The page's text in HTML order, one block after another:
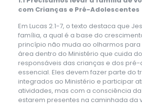
com Crianças e Pré-Adolescentes
Em Lucas 2.1-7, o texto destaca que
família, a qual é a base do
princípio não muda ao olharmos para
área dentro do Ministério que cuida
responsáveis das crianças e dos
essencial. Eles devem fazer parte do
integrados ao Ministério e participar
atividades, mas com a consciência
estarem presentes na caminhada da